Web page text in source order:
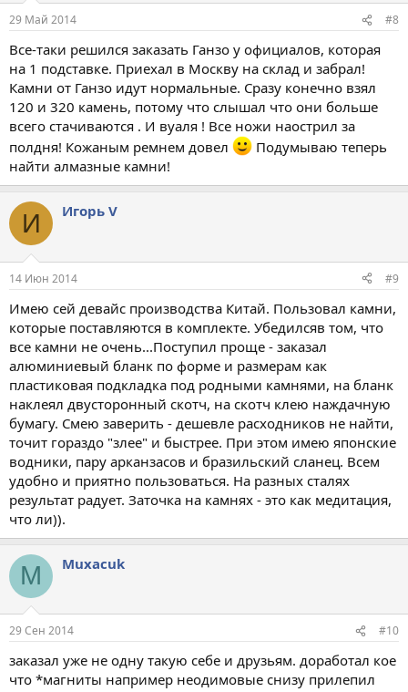
29 Май 2014 #8
Все-таки решился заказать Ганзо у официалов, которая
на 1 подставке. Приехал в Москву на склад и забрал!
Камни от Ганзо идут нормальные. Сразу конечно взял
120 и 320 камень, потому что слышал что они больше
всего стачиваются . И вуаля ! Все ножи наострил за
полдня! Кожаным ремнем довел
Подумываю теперь
найти алмазные камни!
И Игорь V
14 Июн 2014 #9
Имею сей девайс производства Китай. Пользовал камни,
которые поставляются в комплекте. Убедилсяв том, что
все камни не очень...Поступил проще - заказал
алюминиевый бланк по форме и размерам как
пластиковая подкладка под родными камнями, на бланк
наклеял двусторонный скотч, на скотч клею наждачную
бумагу. Смею заверить - дешевле расходников не найти,
точит гораздо "злее" и быстрее. При этом имею японские
водники, пару арканзасов и бразильский сланец. Всем
удобно и приятно пользоваться. На разных сталях
результат радует. Заточка на камнях - это как медитация,
что ли)).
M Muxacuk
29 Сен 2014 #10
заказал уже не одну такую себе и друзьям. доработал кое
что *магниты например неодимовые снизу прилепил